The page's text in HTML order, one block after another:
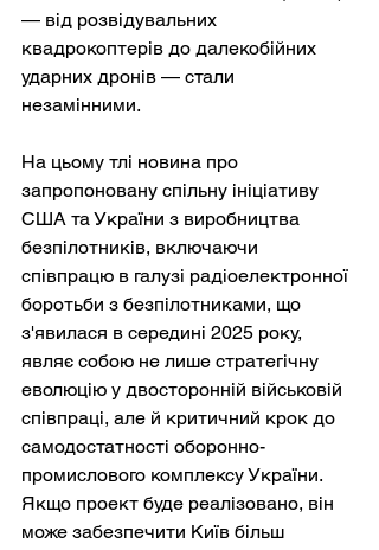
— від розвідувальних
квадрокоптерів до далекобійних
ударних дронів — стали
незамінними.
На цьому тлі новина про
запропоновану спільну ініціативу
США та України з виробництва
безпілотників, включаючи
співпрацю в галузі радіоелектронної
боротьби з безпілотниками, що
з'явилася в середині 2025 року,
являє собою не лише стратегічну
еволюцію у двосторонній військовій
співпраці, але й критичний крок до
самодостатності оборонно-
промислового комплексу України.
Якщо проект буде реалізовано, він
може забезпечити Київ більш